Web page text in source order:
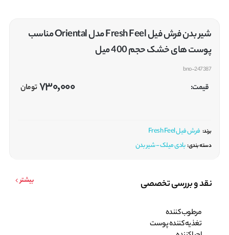
شیر بدن فرش فیل Fresh Feel مدل Oriental مناسب
پوست های خشک حجم 400 میل
bno-247387
قیمت: 730,000تومان
برند: فرش فیل Fresh Feel
دسته بندی: بادی میلک - شیر بدن
نقد و بررسی تخصصی بیشتر
مرطوب کننده
تغذیه کننده پوست